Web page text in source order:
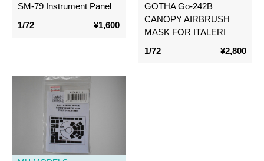
SM-79 Instrument Panel
1/72
¥1,600
GOTHA Go-242B
CANOPY AIRBRUSH
MASK FOR ITALERI
1/72
¥2,800